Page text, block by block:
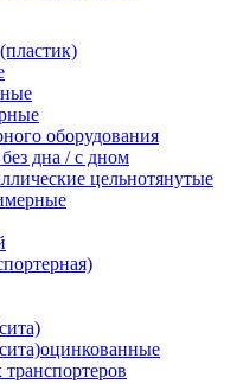
оборудования
дна / с дном
цельнотянутые